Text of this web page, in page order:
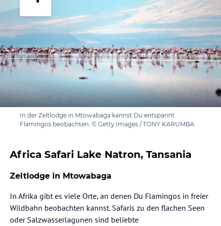
In der Zeltlodge in Mtowabaga kannst Du entspannt
Flamingos beobachten. © Getty Images / TONY KARUMBA
Africa Safari Lake Natron, Tansania
Zeltlodge in Mtowabaga
In Afrika gibt es viele Orte, an denen Du Flamingos in freier
Wildbahn beobachten kannst. Safaris zu den flachen Seen
oder Salzwasserlagunen sind beliebte